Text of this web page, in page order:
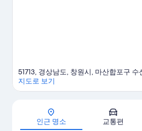
지도
51713, 경상남도, 창원시, 마산합포구 수
지도로 보기
인근 명소 교통편